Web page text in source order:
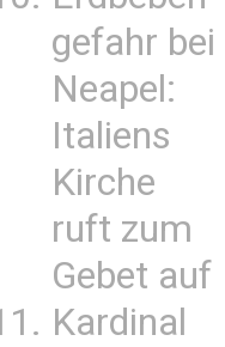
gefahr bei
Neapel:
Italiens
Kirche
ruft zum
Gebet auf
Kardinal